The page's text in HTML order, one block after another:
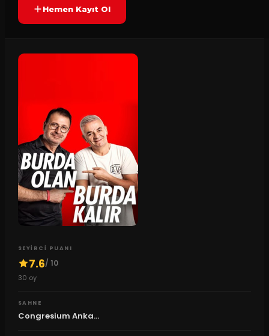
Hemen Kayıt Ol
SEYIRCI PUANI
7.6/ 10
30 oy
SAHNE
Congresium Anka...